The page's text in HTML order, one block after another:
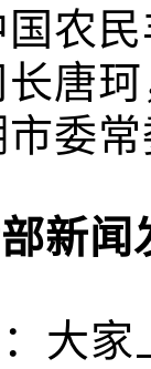
农
唐
委
新
大